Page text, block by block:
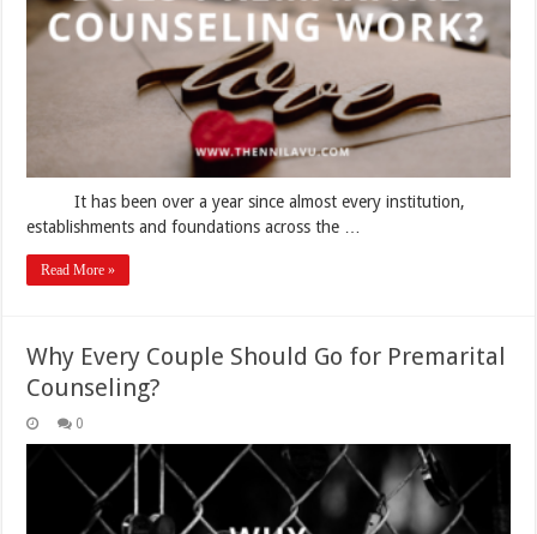
It has been over a year since almost every institution,
establishments and foundations across the …
Read More »
Why Every Couple Should Go for Premarital
Counseling?
0